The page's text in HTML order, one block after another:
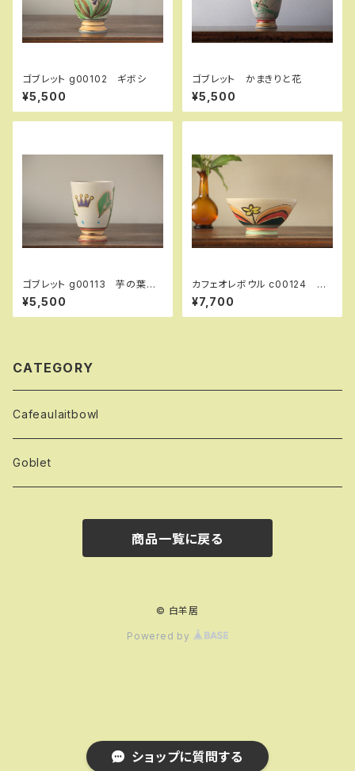
ショップに質問する
ゴブレット g00102 ギボシ
¥5,500
ゴブレット かまきりと花
¥5,500
ゴブレット g00113 芋の葉っ
ぱと王冠
¥5,500
カフェオレボウル c00124 蓮
弁紋
¥7,700
CATEGORY
Cafeaulaitbowl
Goblet
商品一覧に戻る
© 白羊居
Powered by